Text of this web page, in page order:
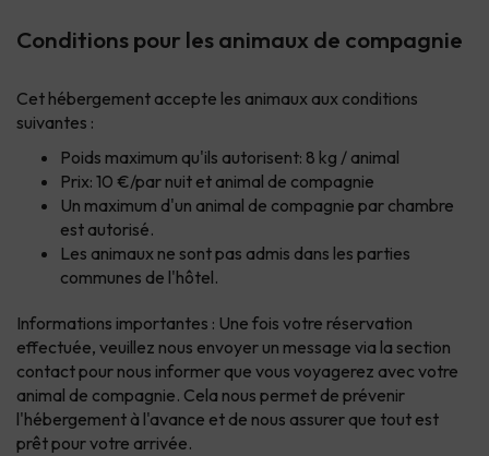
Conditions pour les animaux de compagnie
Cet hébergement accepte les animaux aux conditions
suivantes :
Poids maximum qu'ils autorisent: 8 kg / animal
Prix: 10 €/par nuit et animal de compagnie
Un maximum d'un animal de compagnie par chambre
est autorisé.
Les animaux ne sont pas admis dans les parties
communes de l'hôtel.
Informations importantes : Une fois votre réservation
effectuée, veuillez nous envoyer un message via la section
contactpour nous informer que vous voyagerez avec votre
animal de compagnie. Cela nous permet de prévenir
l'hébergement à l'avance et de nous assurer que tout est
prêt pour votre arrivée.